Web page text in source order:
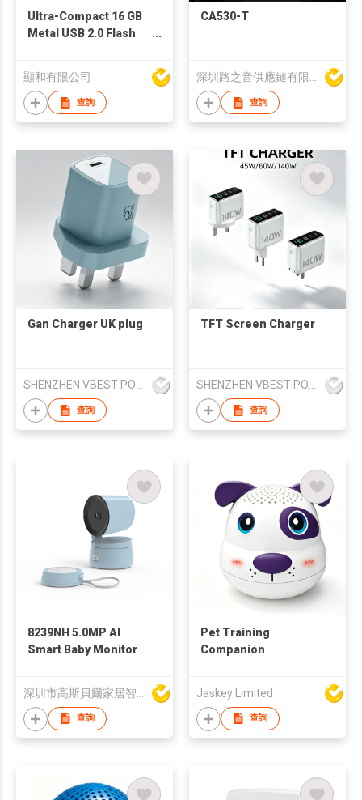
Ultra-Compact 16 GB
Metal USB 2.0 Flash
顯和有限公司
查詢
CA530-T
查詢
Gan Charger UK plug
SHENZHEN VBEST POWER TECHNOLOGY CO.LIMITED
查詢
TFT Screen Charger
SHENZHEN VBEST POWER TECHNOLOGY CO.LIMITED
查詢
8239NH 5.0MP AI
Smart Baby Monitor
查詢
Pet Training
Companion
Jaskey Limited
查詢